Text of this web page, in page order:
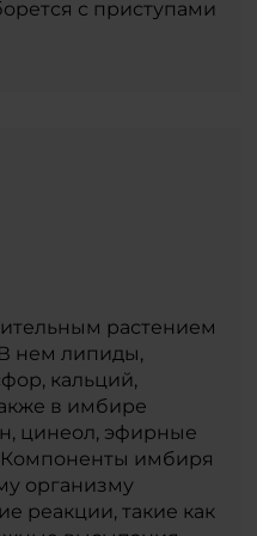
с приступами
растением
В нем липиды,
кальций,
в имбире
цинеол, эфирные
имбиря
организму
реакции, такие как